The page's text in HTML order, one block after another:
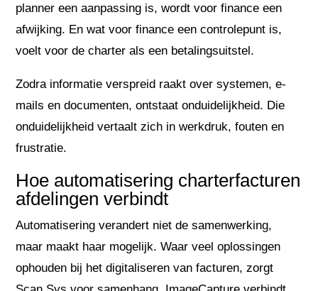
planner een aanpassing is, wordt voor finance een
afwijking. En wat voor finance een controlepunt is,
voelt voor de charter als een betalingsuitstel.
Zodra informatie verspreid raakt over systemen, e-
mails en documenten, ontstaat onduidelijkheid. Die
onduidelijkheid vertaalt zich in werkdruk, fouten en
frustratie.
Hoe automatisering charterfacturen
afdelingen verbindt
Automatisering verandert niet de samenwerking,
maar maakt haar mogelijk. Waar veel oplossingen
ophouden bij het digitaliseren van facturen, zorgt